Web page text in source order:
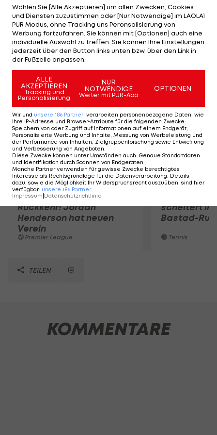
16 der Rangliste sind 2012 in London mit dabei. Der
Punktepolster ist aber bescheiden: Der Vorsprung
auf Rang 17 beträgt nur 130 Zähler. Doris und
Stefanie Schwaiger liegen als Zehnte klar auf
Quali-Kurs.
Mehr zum Thema
Premier-League-
Rückkehr! Jordan
Henderson hat neuen
Verein
Premier League
Sebastian
scheitert in
Bastad-
Tennis
TEILEN
KOMMENTARE
Wählen Sie [Alle Akzeptieren] um allen Zwecken, Cookies
und Diensten zuzustimmen oder [Nur Notwendige] im LAOLA1
PUR Modus, ohne Tracking uns Peronsalisierung von
Werbung fortzufahren. Sie können mit [Optionen] auch eine
individuelle Auswahl zu treffen. Sie können Ihre Einstellungen
jederzeit über den Button links unten bzw. über den Link in
der Fußzeile anpassen.
ALLE
AKZEPTIEREN
Tracking und
Personalisierung
NUR
NOTWENDIGE
Weiter mit PUR-Abo
OPTIONEN
Wir und unsere 186 Partner verarbeiten personenbezogene Daten, wie
Ihre IP-Adresse und Browser-Attribute für die folgenden Zwecke:
Speichern von oder Zugriff auf Informationen auf einem Endgerät;
Personalisierte Werbung und Inhalte, Messung von Werbeleistung und
der Performance von Inhalten, Zielgruppenforschung sowie Entwicklung
und Verbesserung von Angeboten.
Diese Zwecke können unter Umständen auch: Genaue Standortdaten
und Identifikation durch Scannen von Endgeräten.
Manche Partner verwenden für gewisse Zwecke berechtigtes
Interesse als Rechtsgrundlage für die Datenverarbeitung. Details
dazu, sowie die Möglichkeit Ihr Widerspruchsrecht auszuüben, sind hier
verfügbar: unsere 186 Partner
Impressum Datenschutzrichtlinie